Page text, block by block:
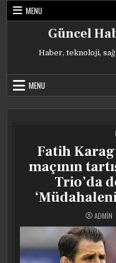
Skip
MENU
Güncel
Haber, teknoloji,
MENU
Fatih
maçının
Trio’da
ADMIN